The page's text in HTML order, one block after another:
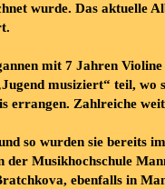
wurde. Das aktuelle
mit 7 Jahren Violine
musiziert“ teil, wo
errangen. Zahlreiche
so wurden sie bereits
der Musikhochschule
ebenfalls in